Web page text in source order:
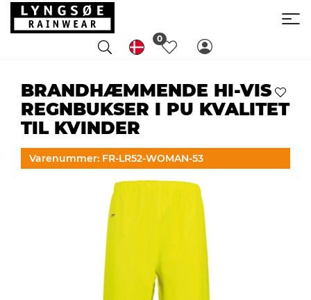
0
BRANDHÆMMENDE HI-VIS
REGNBUKSER I PU KVALITET
TIL KVINDER
Varenummer: FR-LR52-WOMAN-53